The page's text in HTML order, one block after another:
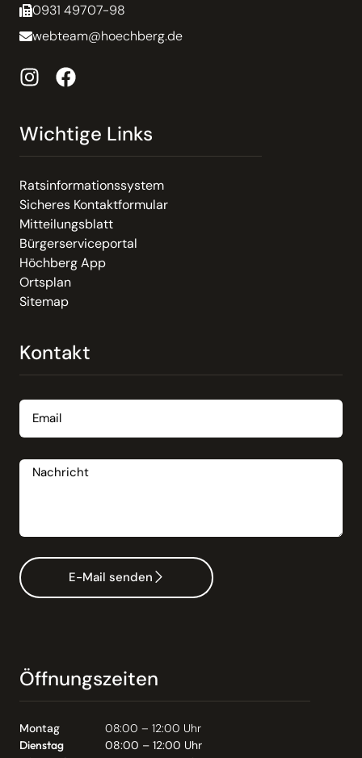
0931 49707-98
webteam@hoechberg.de
Wichtige Links
Ratsinformationssystem
Sicheres Kontaktformular
Mitteilungsblatt
Bürgerserviceportal
Höchberg App
Ortsplan
Sitemap
Kontakt
E-Mail senden
Öffnungszeiten
Montag
08:00 – 12:00 Uhr
Dienstag
08:00 – 12:00 Uhr